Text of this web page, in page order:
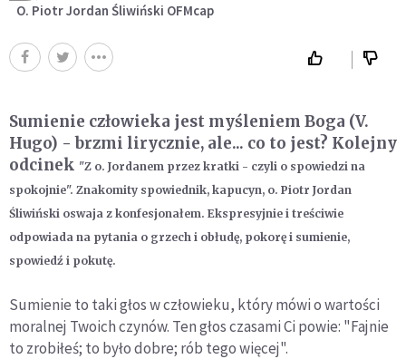
O. Piotr Jordan Śliwiński OFMcap
Sumienie człowieka jest myśleniem Boga (V.
Hugo) - brzmi lirycznie, ale... co to jest? Kolejny
odcinek "Z o. Jordanem przez kratki - czyli o spowiedzi na
spokojnie". Znakomity spowiednik, kapucyn, o. Piotr Jordan
Śliwiński oswaja z konfesjonałem. Ekspresyjnie i treściwie
odpowiada na pytania o grzech i obłudę, pokorę i sumienie,
spowiedź i pokutę.
Sumienie to taki głos w człowieku, który mówi o wartości
moralnej Twoich czynów. Ten głos czasami Ci powie: "Fajnie
to zrobiłeś; to było dobre; rób tego więcej".